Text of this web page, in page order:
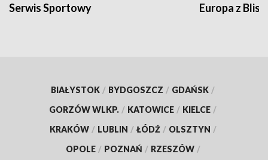
Serwis Sportowy Europa z
BIAŁYSTOK / BYDGOSZCZ / GDAŃSK /
GORZÓW WLKP. / KATOWICE / KIELCE /
KRAKÓW / LUBLIN / ŁÓDŹ / OLSZTYN /
OPOLE / POZNAŃ / RZESZÓW /